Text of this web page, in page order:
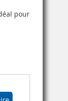
pour